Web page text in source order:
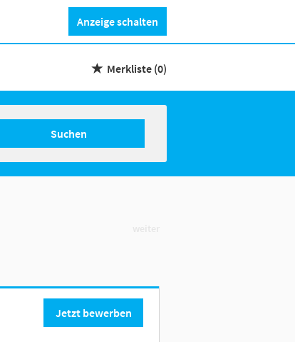
Anzeige schalten
Merkliste (0)
Suchen
Jetzt bewerben